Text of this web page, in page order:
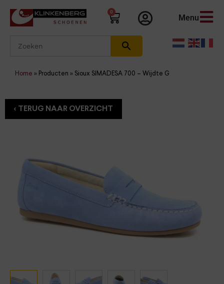
0
Menu
Home » Producten » Sioux SIMADESA 700 – Wijdte G